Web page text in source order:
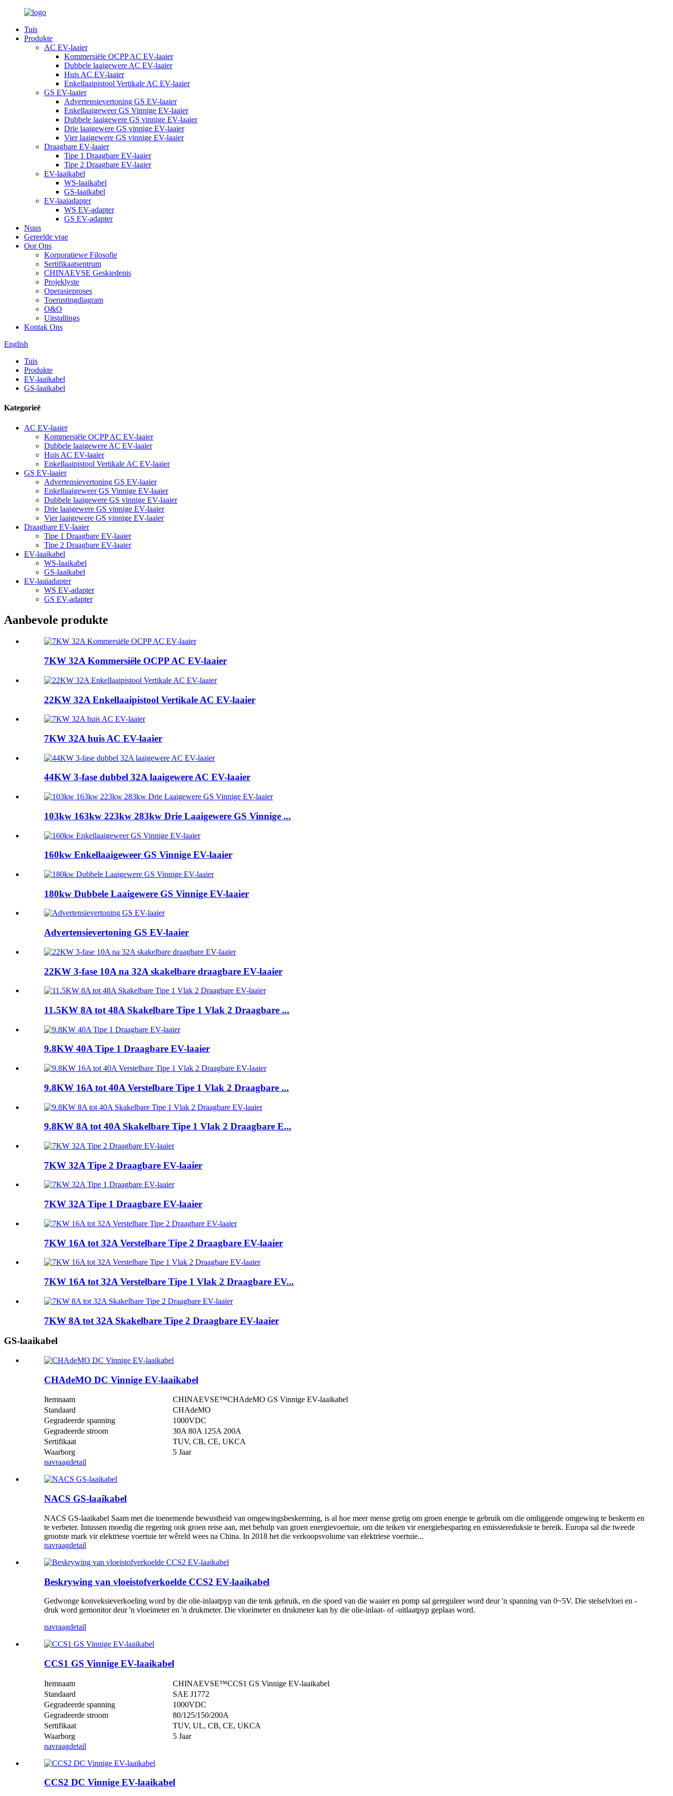
Tuis
Produkte
AC EV-laaier
Kommersiële OCPP AC EV-laaier
Dubbele laaigewere AC EV-laaier
Huis AC EV-laaier
Enkellaaipistool Vertikale AC EV-laaier
GS EV-laaier
Advertensievertoning GS EV-laaier
Enkellaaigeweer GS Vinnige EV-laaier
Dubbele laaigewere GS vinnige EV-laaier
Drie laaigewere GS vinnige EV-laaier
Vier laaigewere GS vinnige EV-laaier
Draagbare EV-laaier
Tipe 1 Draagbare EV-laaier
Tipe 2 Draagbare EV-laaier
EV-laaikabel
WS-laaikabel
GS-laaikabel
EV-laaiadapter
WS EV-adapter
GS EV-adapter
Nuus
Gereelde vrae
Oor Ons
Korporatiewe Filosofie
Sertifikaatsentrum
CHINAEVSE Geskiedenis
Projeklyste
Operasieproses
Toerustingdiagram
O&O
Uitstallings
Kontak Ons
English
Tuis
Produkte
EV-laaikabel
GS-laaikabel
Kategorieë
AC EV-laaier
Kommersiële OCPP AC EV-laaier
Dubbele laaigewere AC EV-laaier
Huis AC EV-laaier
Enkellaaipistool Vertikale AC EV-laaier
GS EV-laaier
Advertensievertoning GS EV-laaier
Enkellaaigeweer GS Vinnige EV-laaier
Dubbele laaigewere GS vinnige EV-laaier
Drie laaigewere GS vinnige EV-laaier
Vier laaigewere GS vinnige EV-laaier
Draagbare EV-laaier
Tipe 1 Draagbare EV-laaier
Tipe 2 Draagbare EV-laaier
EV-laaikabel
WS-laaikabel
GS-laaikabel
EV-laaiadapter
WS EV-adapter
GS EV-adapter
Aanbevole produkte
7KW 32A Kommersiële OCPP AC EV-laaier
22KW 32A Enkellaaipistool Vertikale AC EV-laaier
7KW 32A huis AC EV-laaier
44KW 3-fase dubbel 32A laaigewere AC EV-laaier
103kw 163kw 223kw 283kw Drie Laaigewere GS Vinnige ...
160kw Enkellaaigeweer GS Vinnige EV-laaier
180kw Dubbele Laaigewere GS Vinnige EV-laaier
Advertensievertoning GS EV-laaier
22KW 3-fase 10A na 32A skakelbare draagbare EV-laaier
11.5KW 8A tot 48A Skakelbare Tipe 1 Vlak 2 Draagbare ...
9.8KW 40A Tipe 1 Draagbare EV-laaier
9.8KW 16A tot 40A Verstelbare Tipe 1 Vlak 2 Draagbare ...
9.8KW 8A tot 40A Skakelbare Tipe 1 Vlak 2 Draagbare E...
7KW 32A Tipe 2 Draagbare EV-laaier
7KW 32A Tipe 1 Draagbare EV-laaier
7KW 16A tot 32A Verstelbare Tipe 2 Draagbare EV-laaier
7KW 16A tot 32A Verstelbare Tipe 1 Vlak 2 Draagbare EV...
7KW 8A tot 32A Skakelbare Tipe 2 Draagbare EV-laaier
GS-laaikabel
CHAdeMO DC Vinnige EV-laaikabel
Itemnaam
CHINAEVSE™️CHAdeMO GS Vinnige EV-laaikabel
Standaard
CHAdeMO
Gegradeerde spanning
1000VDC
Gegradeerde stroom
30A 80A 125A 200A
Sertifikaat
TUV, CB, CE, UKCA
Waarborg
5 Jaar
navraagdetail
NACS GS-laaikabel
NACS GS-laaikabel Saam met die toenemende bewustheid van omgewingsbeskerming, is al hoe meer mense gretig om groen energie te gebruik om die omliggende omgewing te beskerm en
te verbeter. Intussen moedig die regering ook groen reise aan, met behulp van groen energievoertuie, om die teiken vir energiebesparing en emissiereduksie te bereik. Europa sal die tweede
grootste mark vir elektriese voertuie ter wêreld wees na China. In 2018 het die verkoopsvolume van elektriese voertuie...
navraagdetail
Beskrywing van vloeistofverkoelde CCS2 EV-laaikabel
Gedwonge konveksieverkoeling word by die olie-inlaatpyp van die tenk gebruik, en die spoed van die waaier en pomp sal gereguleer word deur 'n spanning van 0~5V. Die stelselvloei en -
druk word gemonitor deur 'n vloeimeter en 'n drukmeter. Die vloeimeter en drukmeter kan by die olie-inlaat- of -uitlaatpyp geplaas word.
navraagdetail
CCS1 GS Vinnige EV-laaikabel
Itemnaam
CHINAEVSE™️CCS1 GS Vinnige EV-laaikabel
Standaard
SAE J1772
Gegradeerde spanning
1000VDC
Gegradeerde stroom
80/125/150/200A
Sertifikaat
TUV, UL, CB, CE, UKCA
Waarborg
5 Jaar
navraagdetail
CCS2 DC Vinnige EV-laaikabel